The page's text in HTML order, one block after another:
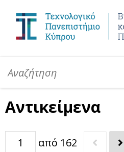
Αντικείμενα
από 162